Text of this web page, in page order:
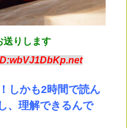
送りします
しかも2時間で読ん
、理解できるんで